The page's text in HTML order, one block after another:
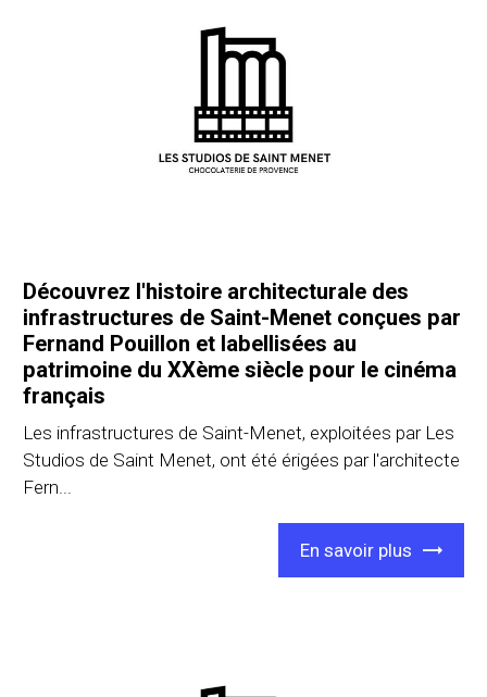
Découvrez l'histoire architecturale des
infrastructures de Saint-Menet conçues par
Fernand Pouillon et labellisées au
patrimoine du XXème siècle pour le cinéma
français
Les infrastructures de Saint-Menet, exploitées par Les
Studios de Saint Menet, ont été érigées par l'architecte
Fern...
En savoir plus